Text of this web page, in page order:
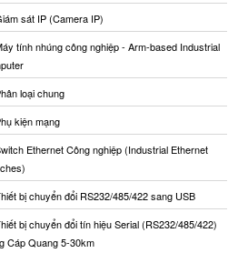
sát IP (Camera IP)
tính nhúng công nghiệp - Arm-based Industrial
loại chung
kiện mạng
Ethernet Công nghiệp (Industrial Ethernet
bị chuyển đổi RS232/485/422 sang USB
bị chuyển đổi tín hiệu Serial (RS232/485/422)
Cáp Quang 5-30km